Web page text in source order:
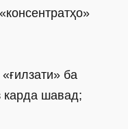
ба
карда шавад;